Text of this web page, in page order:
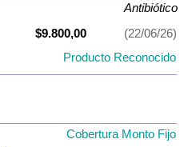
Antibiótico
$9.800,00
(22/06/26)
Producto Reconocido
Cobertura Monto Fijo